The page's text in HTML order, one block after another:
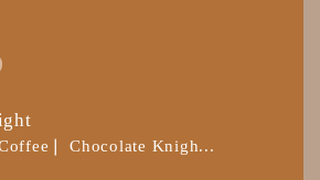
Chocolate Knigh...